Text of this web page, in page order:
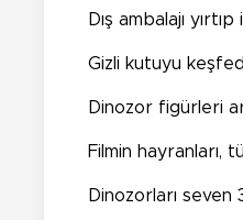
Dış ambalajı
Gizli kutuyu
Dinozor figürleri
Filmin hayranları,
Dinozorları